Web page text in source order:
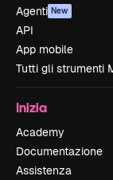
Agenti New
API
App mobile
Tutti gli strumenti
Inizia
Academy
Documentazione
Assistenza